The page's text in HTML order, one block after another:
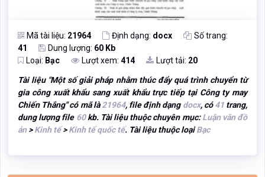
Mã tài liệu: 21964 Định dạng: docx
Số trang:
41
Dung lượng: 60 Kb
Loại: Bạc Lượt xem: 414 Lượt tải: 20
Tài liệu "Một số giải pháp nhằm thúc đẩy quá trình chuyển từ
gia công xuất khẩu sang xuất khẩu trực tiếp tại Công ty may
Chiến Thắng" có mã là21964, file định dạng docx, có41trang,
dung lượng file 60kb. Tài liệu thuộc chuyên mục:Luận văn đồ
án>Kinh tế>Kinh tế quốc tế. Tài liệu thuộc loạiBạc